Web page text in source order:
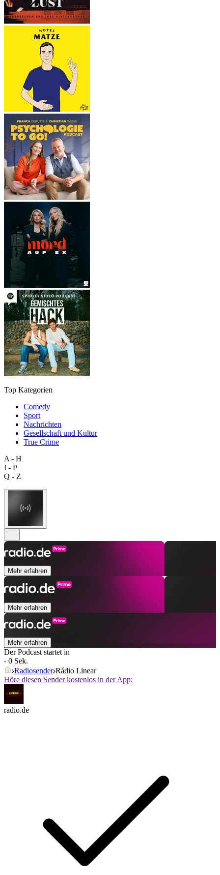
Top Kategorien
Comedy
Sport
Nachrichten
Gesellschaft und Kultur
True Crime
A - H
I - P
Q - Z
Mehr erfahren
Mehr erfahren
Mehr erfahren
Der Podcast startet in
- 0 Sek.
Radiosender Rádio Linear
Höre diesen Sender kostenlos in der App:
radio.de